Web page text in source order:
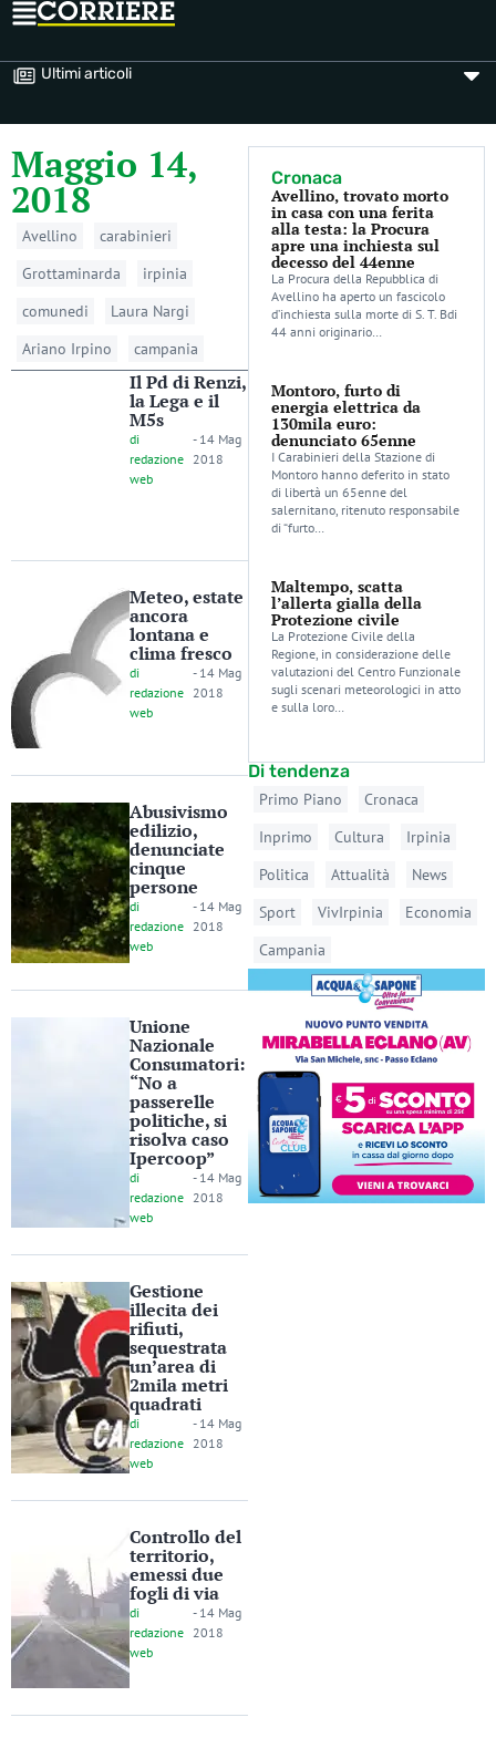
Ultimi articoli
Maggio 14,
2018
Avellino
carabinieri
Grottaminarda
irpinia
comunedi
Laura Nargi
Ariano Irpino
campania
Il Pd di Renzi,
la Lega e il
M5s
di
redazione
web
- 14 Mag
2018
Meteo, estate
ancora
lontana e
clima fresco
di
redazione
web
- 14 Mag
2018
Abusivismo
edilizio,
denunciate
cinque
persone
di
redazione
web
- 14 Mag
2018
Unione
Nazionale
Consumatori:
“No a
passerelle
politiche, si
risolva caso
Ipercoop”
di
redazione
web
- 14 Mag
2018
Gestione
illecita dei
rifiuti,
sequestrata
un’area di
2mila metri
quadrati
di
redazione
web
- 14 Mag
2018
Controllo del
territorio,
emessi due
fogli di via
di
redazione
web
- 14 Mag
2018
Cronaca
Avellino, trovato morto
in casa con una ferita
alla testa: la Procura
apre una inchiesta sul
decesso del 44enne
La Procura della Repubblica di
Avellino ha aperto un fascicolo
d’inchiesta sulla morte di S. T. Bdi
44 anni originario…
Montoro, furto di
energia elettrica da
130mila euro:
denunciato 65enne
I Carabinieri della Stazione di
Montoro hanno deferito in stato
di libertà un 65enne del
salernitano, ritenuto responsabile
di “furto…
Maltempo, scatta
l’allerta gialla della
Protezione civile
La Protezione Civile della
Regione, in considerazione delle
valutazioni del Centro Funzionale
sugli scenari meteorologici in atto
e sulla loro…
Di tendenza
Primo Piano
Cronaca
Inprimo
Cultura
Irpinia
Politica
Attualità
News
Sport
VivIrpinia
Economia
Campania